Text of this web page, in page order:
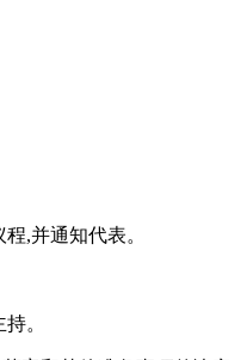
,并通知代表。
。